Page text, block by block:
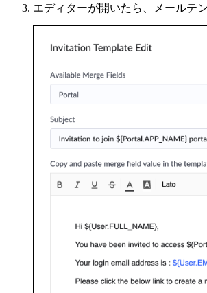
エディターが開いたら、メールテ